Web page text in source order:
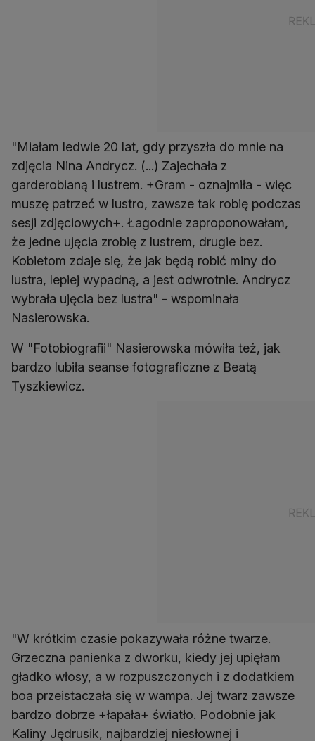
"Miałam ledwie 20 lat, gdy przyszła do mnie na
zdjęcia Nina Andrycz. (...) Zajechała z
garderobianą i lustrem. +Gram - oznajmiła - więc
muszę patrzeć w lustro, zawsze tak robię podczas
sesji zdjęciowych+. Łagodnie zaproponowałam,
że jedne ujęcia zrobię z lustrem, drugie bez.
Kobietom zdaje się, że jak będą robić miny do
lustra, lepiej wypadną, a jest odwrotnie. Andrycz
wybrała ujęcia bez lustra" - wspominała
Nasierowska.
W "Fotobiografii" Nasierowska mówiła też, jak
bardzo lubiła seanse fotograficzne z Beatą
Tyszkiewicz.
"W krótkim czasie pokazywała różne twarze.
Grzeczna panienka z dworku, kiedy jej upięłam
gładko włosy, a w rozpuszczonych i z dodatkiem
boa przeistaczała się w wampa. Jej twarz zawsze
bardzo dobrze +łapała+ światło. Podobnie jak
Kaliny Jędrusik, najbardziej niesłownej i